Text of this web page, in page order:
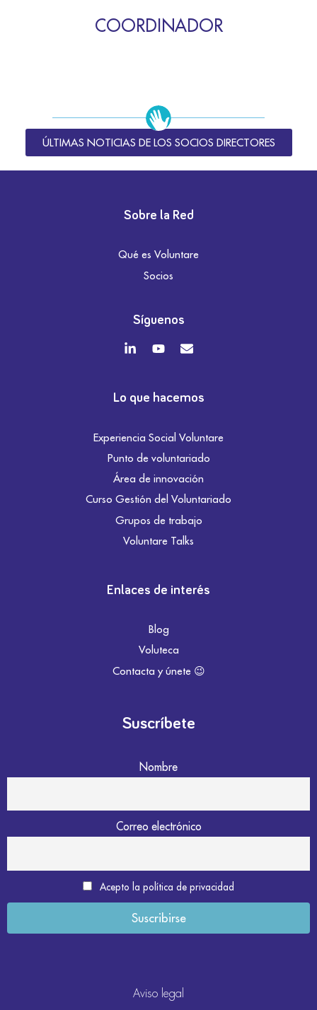
COORDINADOR
ÚLTIMAS NOTICIAS DE LOS SOCIOS DIRECTORES
Sobre la Red
Qué es Voluntare
Socios
Síguenos
Lo que hacemos
Experiencia Social Voluntare
Punto de voluntariado
Área de innovación
Curso Gestión del Voluntariado
Grupos de trabajo
Voluntare Talks
Enlaces de interés
Blog
Voluteca
Contacta y únete 😉
Suscríbete
Nombre
Correo electrónico
Acepto la política de privacidad
Aviso legal